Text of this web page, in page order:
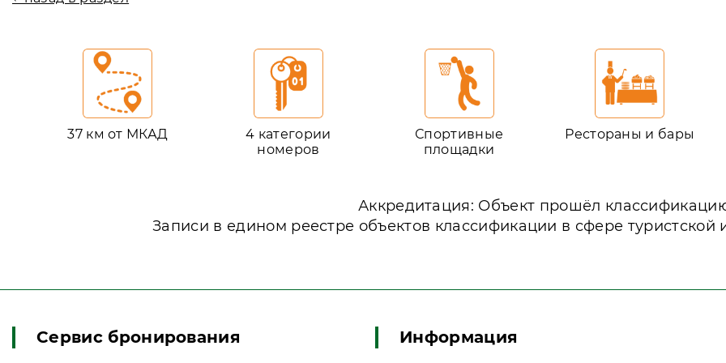
37 км от МКАД
4 категории
номеров
Спортивные
площадки
Рестораны и бары
Аккредитация: Объект прошёл
Записи в едином реестре объектов классификации в сфере туристской
Сервис бронирования Информация